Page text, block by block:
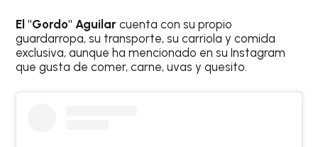
El "Gordo" Aguilarcuenta con su propio
guardarropa, su transporte, su carriola y comida
exclusiva, aunque ha mencionado en su Instagram
que gusta de comer, carne, uvas y quesito.